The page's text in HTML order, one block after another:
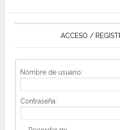
ACCESO /
Nombre de usuario:
Contraseña: